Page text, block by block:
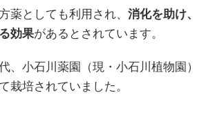
薬としても利用され、 消化を助け、
効果があるとされています。
、小石川薬園（現・小石川植物園）
栽培されていました。